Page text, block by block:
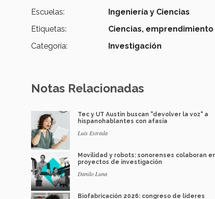
Escuelas:
Ingeniería y Ciencias
Etiquetas:
Ciencias, emprendimiento
Categoría:
Investigación
Notas Relacionadas
Tec y UT Austin buscan "devolver la voz" a
hispanohablantes con afasia
Luis Estrada
Movilidad y robots: sonorenses colaboran
proyectos de investigación
Danilo Luna
Biofabricación 2026: congreso de líderes